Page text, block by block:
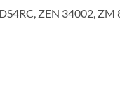
ZEN 34002, ZM